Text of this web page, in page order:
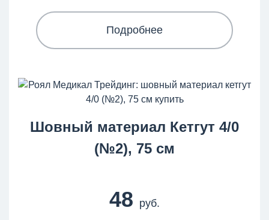
Подробнее
Шовный материал Кетгут 4/0
(№2), 75 см
48 руб.